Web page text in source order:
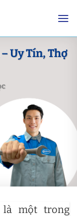
Uy Tín, Thợ
là một trong